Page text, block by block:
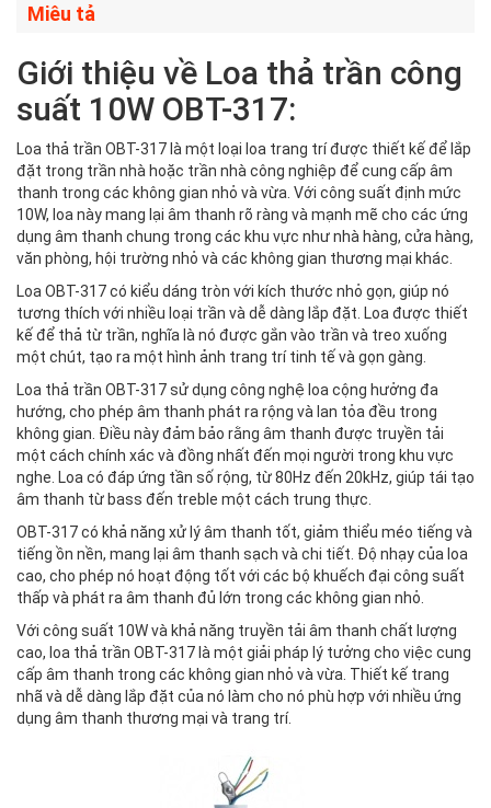
Miêu tả
Giới thiệu về Loa thả trần công
suất 10W OBT-317:
Loa thả trần OBT-317 là một loại loa trang trí được thiết kế để lắp
đặt trong trần nhà hoặc trần nhà công nghiệp để cung cấp âm
thanh trong các không gian nhỏ và vừa. Với công suất định mức
10W, loa này mang lại âm thanh rõ ràng và mạnh mẽ cho các ứng
dụng âm thanh chung trong các khu vực như nhà hàng, cửa hàng,
văn phòng, hội trường nhỏ và các không gian thương mại khác.
Loa OBT-317 có kiểu dáng tròn với kích thước nhỏ gọn, giúp nó
tương thích với nhiều loại trần và dễ dàng lắp đặt. Loa được thiết
kế để thả từ trần, nghĩa là nó được gắn vào trần và treo xuống
một chút, tạo ra một hình ảnh trang trí tinh tế và gọn gàng.
Loa thả trần OBT-317 sử dụng công nghệ loa cộng hưởng đa
hướng, cho phép âm thanh phát ra rộng và lan tỏa đều trong
không gian. Điều này đảm bảo rằng âm thanh được truyền tải
một cách chính xác và đồng nhất đến mọi người trong khu vực
nghe. Loa có đáp ứng tần số rộng, từ 80Hz đến 20kHz, giúp tái tạo
âm thanh từ bass đến treble một cách trung thực.
OBT-317 có khả năng xử lý âm thanh tốt, giảm thiểu méo tiếng và
tiếng ồn nền, mang lại âm thanh sạch và chi tiết. Độ nhạy của loa
cao, cho phép nó hoạt động tốt với các bộ khuếch đại công suất
thấp và phát ra âm thanh đủ lớn trong các không gian nhỏ.
Với công suất 10W và khả năng truyền tải âm thanh chất lượng
cao, loa thả trần OBT-317 là một giải pháp lý tưởng cho việc cung
cấp âm thanh trong các không gian nhỏ và vừa. Thiết kế trang
nhã và dễ dàng lắp đặt của nó làm cho nó phù hợp với nhiều ứng
dụng âm thanh thương mại và trang trí.